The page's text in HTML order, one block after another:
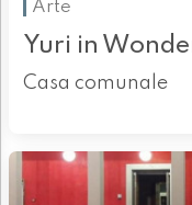
Arte
Yuri in
Casa comunale